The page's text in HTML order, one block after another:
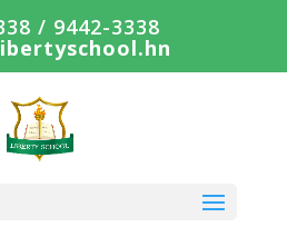
/ 9442-3338